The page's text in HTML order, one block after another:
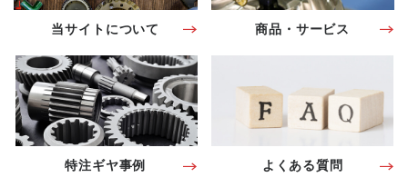
当サイトについて 商品・サービス
特注ギヤ事例 よくある質問